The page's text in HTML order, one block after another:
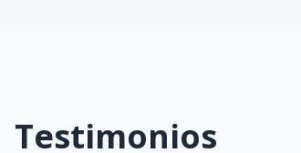
Testimonios